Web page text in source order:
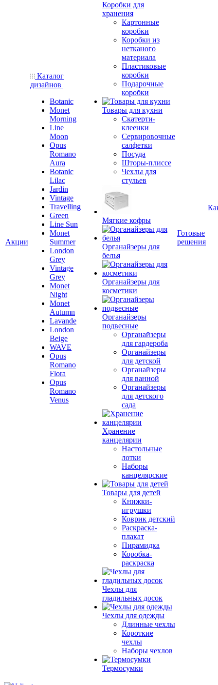
Акции
Каталог
дизайнов
Botanic
Monet
Morning
Line
Moon
Opus
Romano
Aura
Botanic
Lilac
Jardin
Vintage
Travelling
Green
Line Sun
Monet
Summer
London
Grey
Vintage
Grey
Monet
Night
Monet
Autumn
Lavande
London
Beige
WAVE
Opus
Romano
Flora
Opus
Romano
Venus
Коробки для
хранения
Картонные
коробки
Коробки из
нетканого
материала
Пластиковые
коробки
Подарочные
коробки
Товары для кухни
Скатерти-
клеенки
Сервировочные
салфетки
Посуда
Шторы-плиссе
Чехлы для
стульев
Мягкие кофры
Органайзеры для
белья
Органайзеры для
косметики
Органайзеры
подвесные
Органайзеры
для гардероба
Органайзеры
для детской
Органайзеры
для ванной
Органайзеры
для детского
сада
Хранение
канцелярии
Настольные
лотки
Наборы
канцелярские
Товары для детей
Книжки-
игрушки
Коврик детский
Раскраска-
плакат
Пирамидка
Коробка-
раскраска
Чехлы для
гладильных досок
Чехлы для одежды
Длинные чехлы
Короткие
чехлы
Наборы чехлов
Термосумки
Готовые
решения